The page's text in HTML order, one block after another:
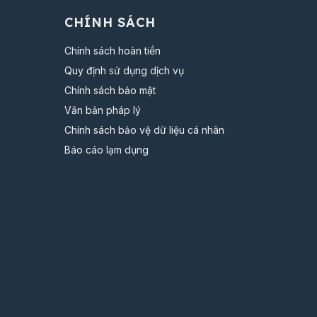
CHÍNH SÁCH
Chính sách hoàn tiền
Quy định sử dụng dịch vụ
Chính sách bảo mật
Văn bản pháp lý
Chính sách bảo vệ dữ liệu cá nhân
Báo cáo lạm dụng